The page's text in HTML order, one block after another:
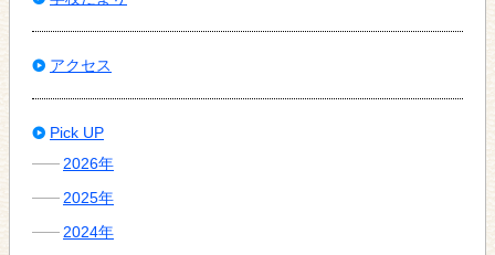
アクセス
Pick UP
2026年
2025年
2024年